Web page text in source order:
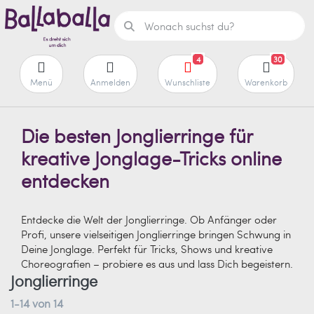
Menü Anmelden
4
Wunschliste
30
Warenkorb
Die besten Jonglierringe für
kreative Jonglage-Tricks online
entdecken
Entdecke die Welt der Jonglierringe. Ob Anfänger oder
Profi, unsere vielseitigen Jonglierringe bringen Schwung in
Deine Jonglage. Perfekt für Tricks, Shows und kreative
Choreografien – probiere es aus und lass Dich begeistern.
Jonglierringe
1-14von14